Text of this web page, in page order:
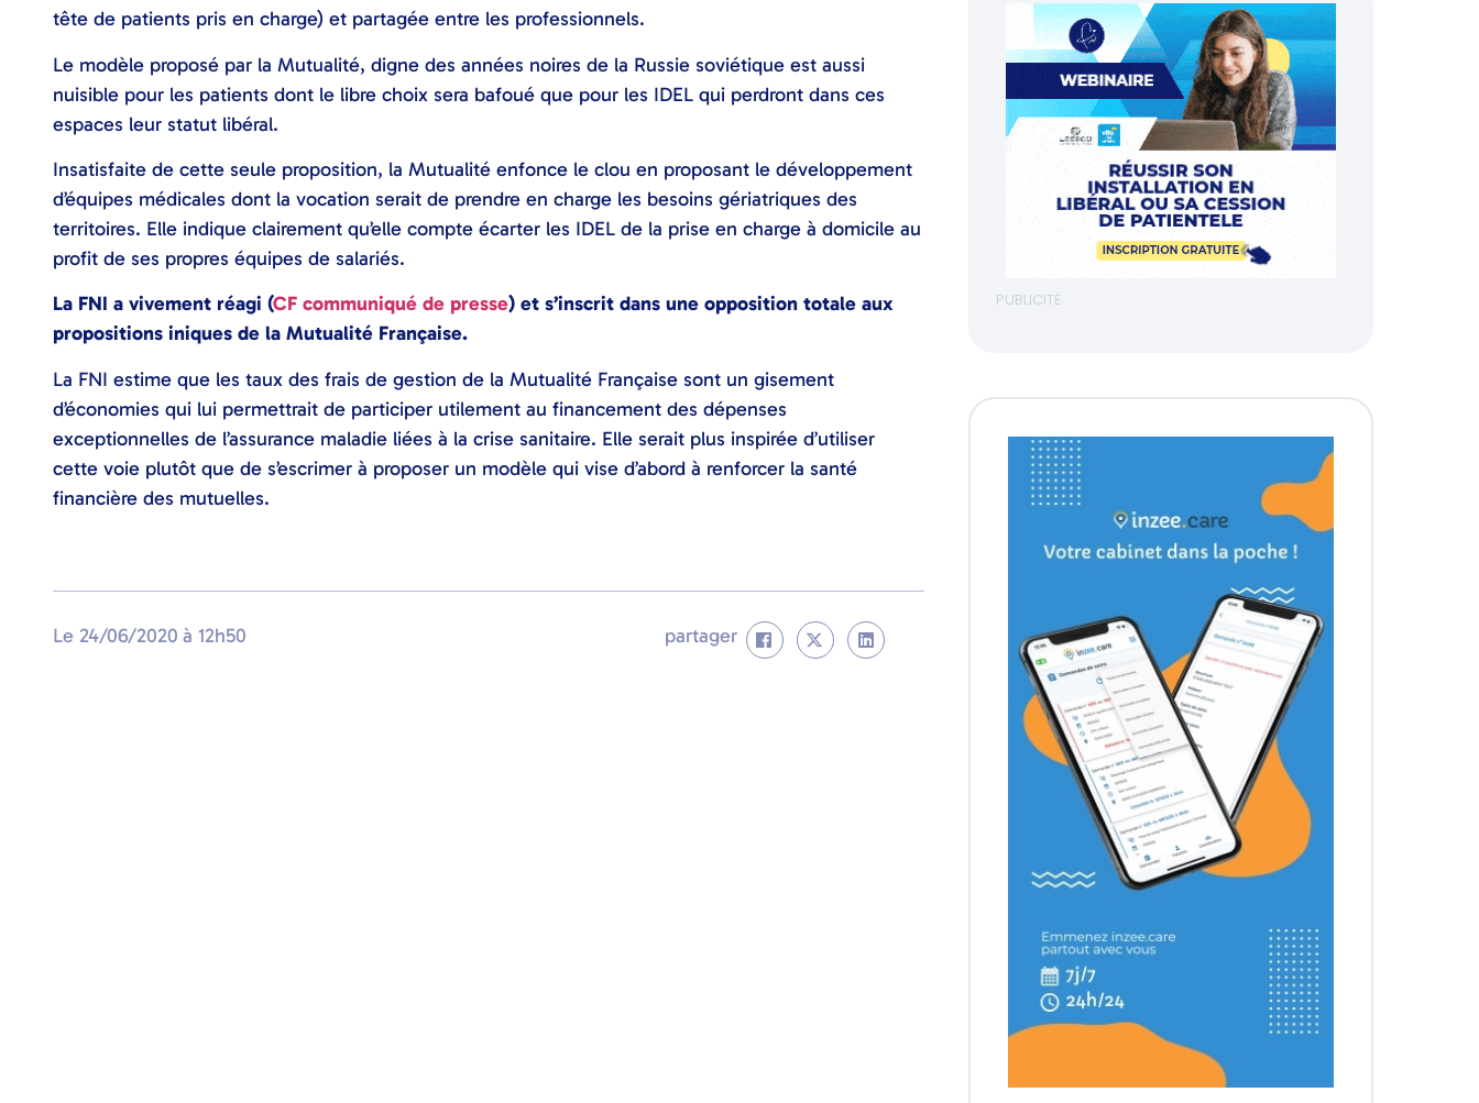
tête de patients pris en charge) et partagée entre les professionnels.
Le modèle proposé par la Mutualité, digne des années noires de la Russie soviétique est aussi
nuisible pour les patients dont le libre choix sera bafoué que pour les IDEL qui perdront dans ces
espaces leur statut libéral.
Insatisfaite de cette seule proposition, la Mutualité enfonce le clou en proposant le développement
d’équipes médicales dont la vocation serait de prendre en charge les besoins gériatriques des
territoires. Elle indique clairement qu’elle compte écarter les IDEL de la prise en charge à domicile au
profit de ses propres équipes de salariés.
La FNI a vivement réagi (CF communiqué de presse) et s’inscrit dans une opposition totale aux
propositions iniques de la Mutualité Française.
La FNI estime que les taux des frais de gestion de la Mutualité Française sont un gisement
d’économies qui lui permettrait de participer utilement au financement des dépenses
exceptionnelles de l’assurance maladie liées à la crise sanitaire. Elle serait plus inspirée d’utiliser
cette voie plutôt que de s’escrimer à proposer un modèle qui vise d’abord à renforcer la santé
financière des mutuelles.
Le 24/06/2020 à 12h50 partager
PUBLICITÉ